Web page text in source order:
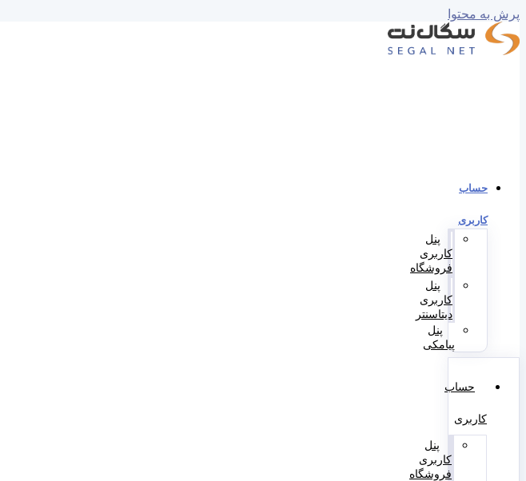
پرش به محتوا
حساب
کاربری
پنل
کاربری
فروشگاه
پنل
کاربری
دیتاسنتر
پنل
پیامکی
حساب
کاربری
پنل
کاربری
فروشگاه